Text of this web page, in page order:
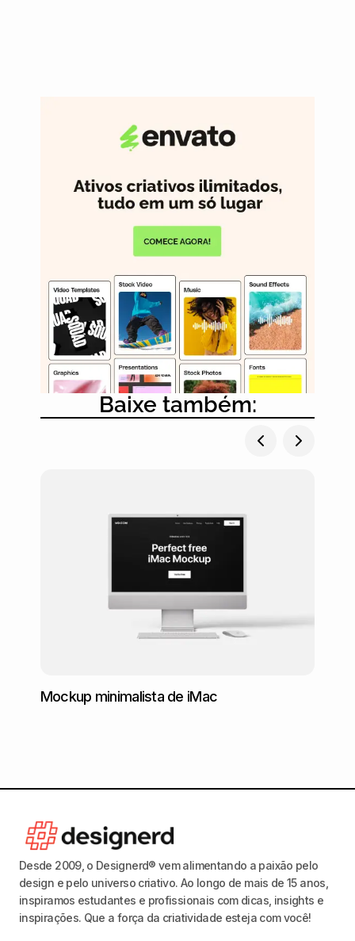
Baixe também:
Mockup minimalista de iMac
Desde 2009, o Designerd® vem alimentando a paixão pelo
design e pelo universo criativo. Ao longo de mais de 15 anos,
inspiramos estudantes e profissionais com dicas, insights e
inspirações. Que a força da criatividade esteja com você!